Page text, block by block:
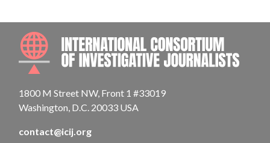
1800 M Street NW, Front 1 #33019
Washington, D.C. 20033 USA
contact@icij.org